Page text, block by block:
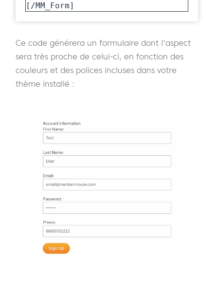
[/MM_Form]
Ce code générera un formulaire dont l'aspect
sera très proche de celui-ci, en fonction des
couleurs et des polices incluses dans votre
thème installé :